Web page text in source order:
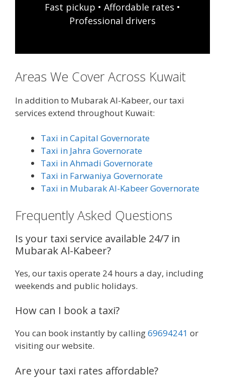
Fast pickup • Affordable rates •
Professional drivers
Areas We Cover Across Kuwait
In addition to Mubarak Al-Kabeer, our taxi
services extend throughout Kuwait:
Taxi in Capital Governorate
Taxi in Jahra Governorate
Taxi in Ahmadi Governorate
Taxi in Farwaniya Governorate
Taxi in Mubarak Al-Kabeer Governorate
Frequently Asked Questions
Is your taxi service available 24/7 in
Mubarak Al-Kabeer?
Yes, our taxis operate 24 hours a day, including
weekends and public holidays.
How can I book a taxi?
You can book instantly by calling69694241 or
visiting our website.
Are your taxi rates affordable?